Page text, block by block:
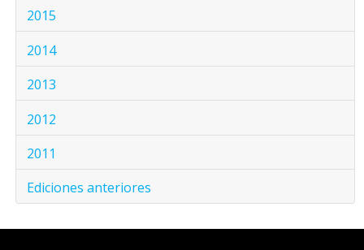
2015
2014
2013
2012
2011
Ediciones anteriores